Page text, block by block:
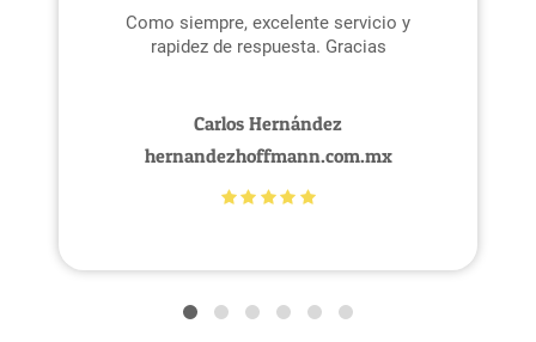
Como siempre, excelente servicio y
rapidez de respuesta. Gracias
Carlos Hernández
hernandezhoffmann.com.mx